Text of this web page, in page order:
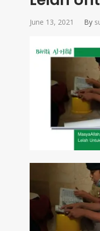
June 13, 2021 By